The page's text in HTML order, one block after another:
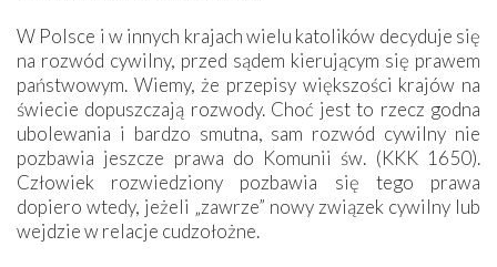
W Polsce i w innych krajach wielu katolików decyduje się
na rozwód cywilny, przed sądem kierującym się prawem
państwowym. Wiemy, że przepisy większości krajów na
świecie dopuszczają rozwody. Choć jest to rzecz godna
ubolewania i bardzo smutna, sam rozwód cywilny nie
pozbawia jeszcze prawa do Komunii św. (KKK 1650).
Człowiek rozwiedziony pozbawia się tego prawa
dopiero wtedy, jeżeli „zawrze” nowy związek cywilny lub
wejdzie w relacje cudzołożne.